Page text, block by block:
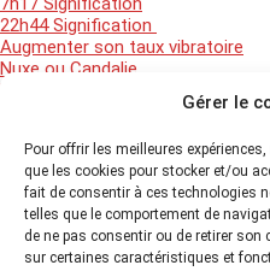
Gérer le
Pour offrir les meilleures
que les cookies pour stocker et/ou
fait de consentir à ces technologies
telles que le comportement de
de ne pas consentir ou de retirer
sur certaines caractéristiques et
22h44 Signification
Augmenter son taux vibratoire
Nuxe ou Candalie
2026 Les secrets beauté
légales-Politique de